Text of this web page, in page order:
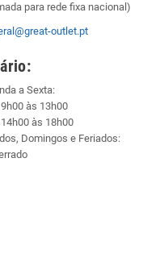
para rede fixa nacional)
outlet.pt
a Sexta:
às 13h00
às 18h00
Domingos e Feriados: